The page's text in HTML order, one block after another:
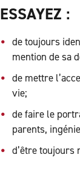
ESSAYEZ :
de toujours
mention de sa
de mettre
vie;
de faire le
parents,
d’être toujours